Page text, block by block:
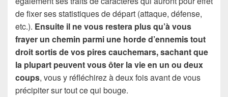
de fixer ses statistiques de départ (attaque, défense,
etc.). Ensuite il ne vous restera plus qu’à vous
frayer un chemin parmi une horde d’ennemis tout
droit sortis de vos pires cauchemars, sachant que
la plupart peuvent vous ôter la vie en un ou deux
coups, vous y réfléchirez à deux fois avant de vous
précipiter sur tout ce qui bouge.